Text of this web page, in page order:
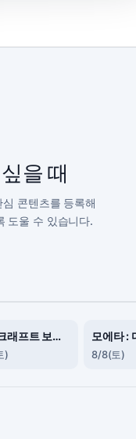
을 때
콘텐츠를 등록해
도울 수 있습니다.
마인크래프트 보람서버 (다이아 + 힐링 서버)
) 8/8(토)